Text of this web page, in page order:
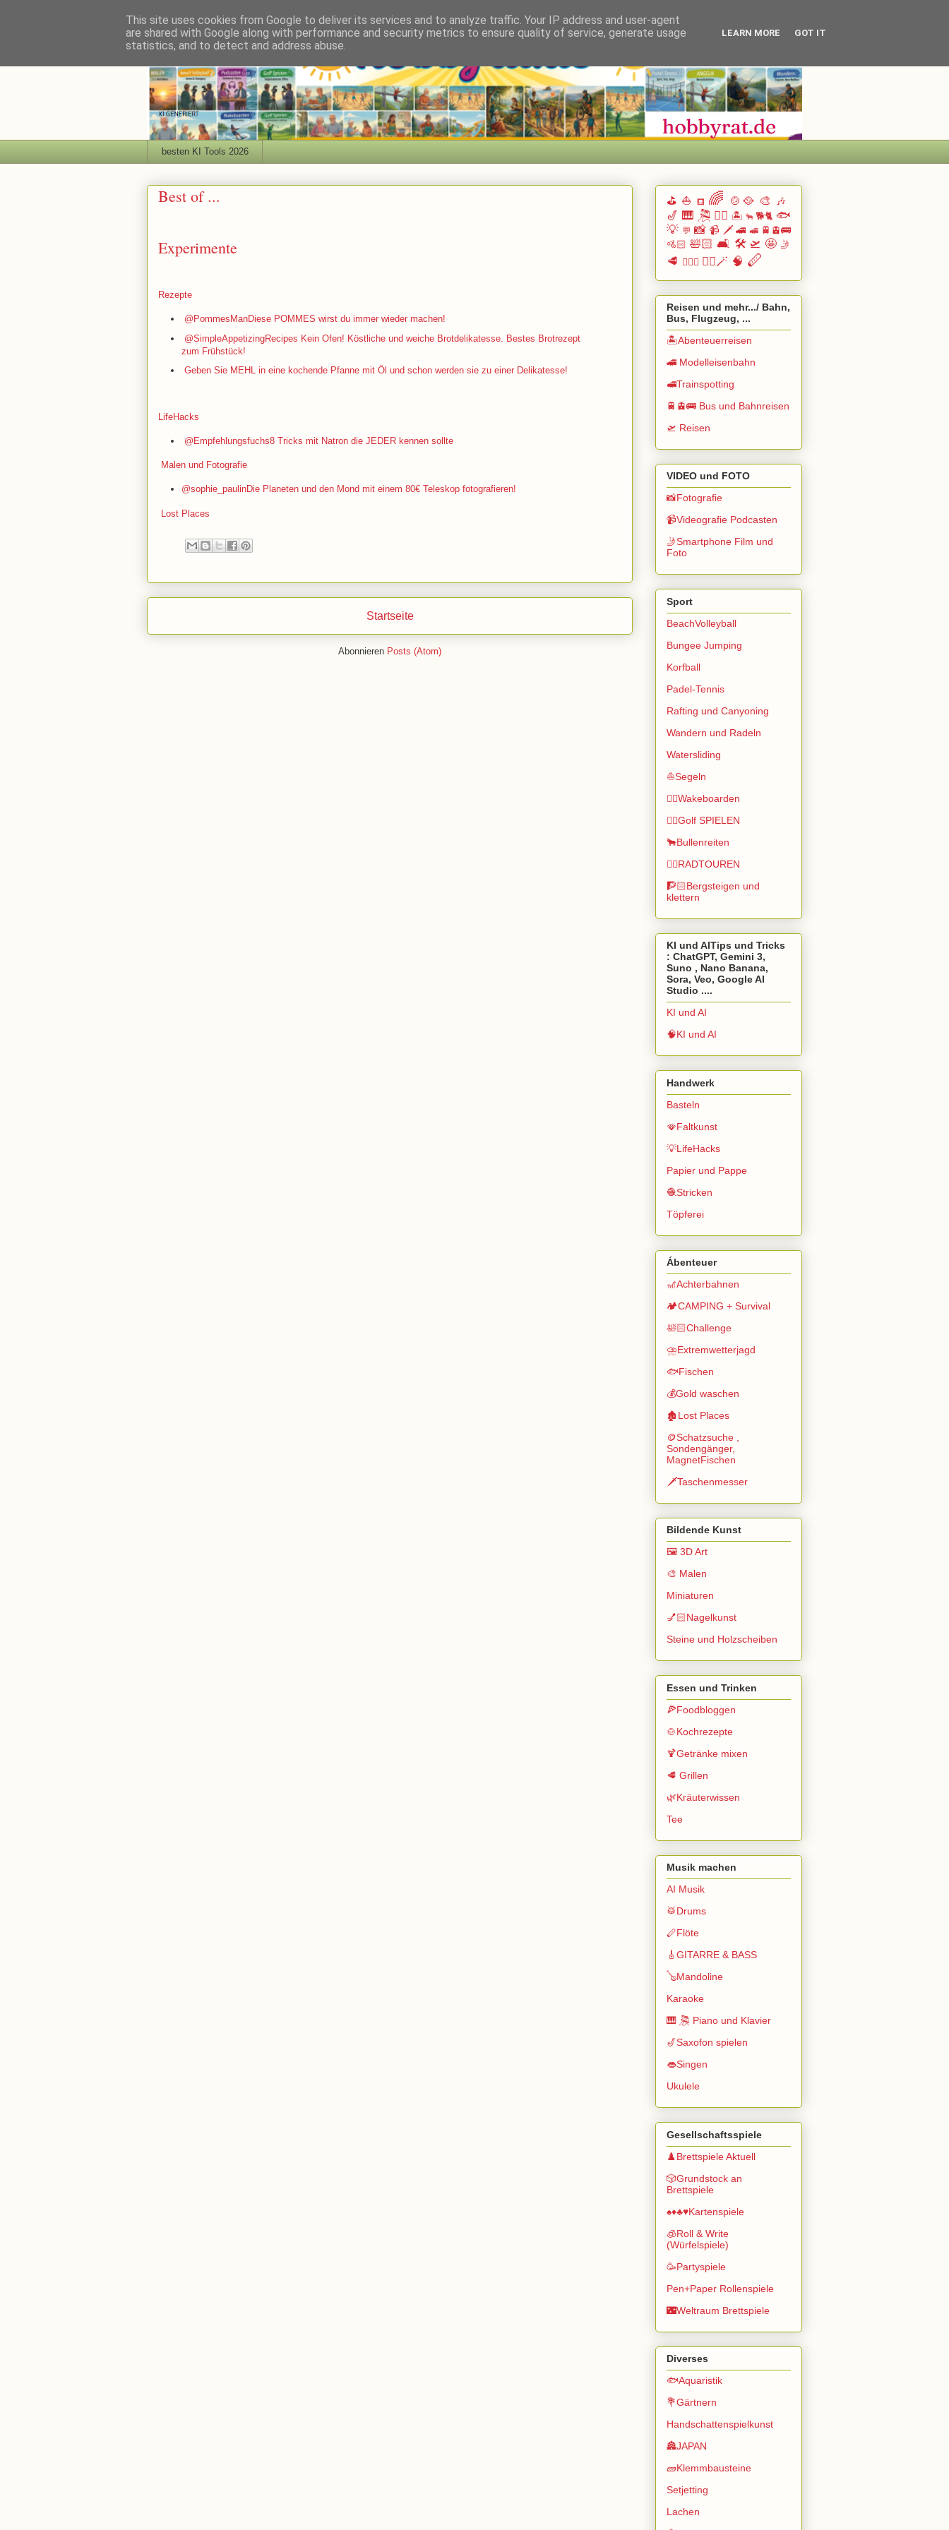
besten KI Tools 2026
Best of ...
Experimente
Rezepte
@PommesManDiese POMMES wirst du immer wieder machen!
@SimpleAppetizingRecipes Kein Ofen! Köstliche und weiche Brotdelikatesse. Bestes Brotrezept
zum Frühstück!
Geben Sie MEHL in eine kochende Pfanne mit Öl und schon werden sie zu einer Delikatesse!
LifeHacks
@Empfehlungsfuchs8 Tricks mit Natron die JEDER kennen sollte
Malen und Fotografie
@sophie_paulinDie Planeten und den Mond mit einem 80€ Teleskop fotografieren!
Lost Places
Startseite
Abonnieren Posts (Atom)
⛳ ⛵ ⛾ 🌈 🍲🥘 🎨 🎶
🎷 🎹 🎘 🏄🏽 🏝️ 🐂 🐕🐈 🐟
💡 💬 📸 📹 🗡️ 🚄 🚅 🚆🚊🚌
🚵🏻 🛀🏻 🛋️ 🛠️ 🛫 🤩 🤳
🥩 🧗🏻‍♀️ 🧙‍♂️🪄 🧠 🪈
Reisen und mehr.../ Bahn,
Bus, Flugzeug, ...
🏝️Abenteuerreisen
🚄 Modelleisenbahn
🚅Trainspotting
🚆🚊🚌 Bus und Bahnreisen
🛫 Reisen
VIDEO und FOTO
📸Fotografie
📹Videografie Podcasten
🤳Smartphone Film und
Foto
Sport
BeachVolleyball
Bungee Jumping
Korfball
Padel-Tennis
Rafting und Canyoning
Wandern und Radeln
Watersliding
⛵Segeln
🏄🏽Wakeboarden
🏌️‍♂️Golf SPIELEN
🐂Bullenreiten
🚴‍♂️RADTOUREN
🧗🏻Bergsteigen und
klettern
KI und AITips und Tricks
: ChatGPT, Gemini 3,
Suno , Nano Banana,
Sora, Veo, Google AI
Studio ....
KI und AI
🧠KI und AI
Handwerk
Basteln
🪭Faltkunst
💡LifeHacks
Papier und Pappe
🧶Stricken
Töpferei
Ábenteuer
🎢Achterbahnen
🏕️CAMPING + Survival
🛀🏻Challenge
⛈️Extremwetterjagd
🐟Fischen
💰Gold waschen
🏚️Lost Places
🪙Schatzsuche ,
Sondengänger,
MagnetFischen
🗡️Taschenmesser
Bildende Kunst
🖼️ 3D Art
🎨 Malen
Miniaturen
💅🏻Nagelkunst
Steine und Holzscheiben
Essen und Trinken
🍕Foodbloggen
🍲Kochrezepte
🍹Getränke mixen
🥩 Grillen
🌿Kräuterwissen
Tee
Musik machen
AI Musik
🥁Drums
🪈Flöte
🎸GITARRE & BASS
🪕Mandoline
Karaoke
🎹 🎘 Piano und Klavier
🎷Saxofon spielen
👄Singen
Ukulele
Gesellschaftsspiele
♟️Brettspiele Aktuell
🎲Grundstock an
Brettspiele
♠️♦️♣️♥️Kartenspiele
🧊Roll & Write
(Würfelspiele)
🥳Partyspiele
Pen+Paper Rollenspiele
🌃Weltraum Brettspiele
Diverses
🐟Aquaristik
💐Gärtnern
Handschattenspielkunst
🏯JAPAN
🧱Klemmbausteine
Setjetting
Lachen
This site uses cookies from Google to deliver its services and to analyze traffic. Your IP address and user-agent
are shared with Google along with performance and security metrics to ensure quality of service, generate usage
statistics, and to detect and address abuse.
LEARN MORE GOT IT